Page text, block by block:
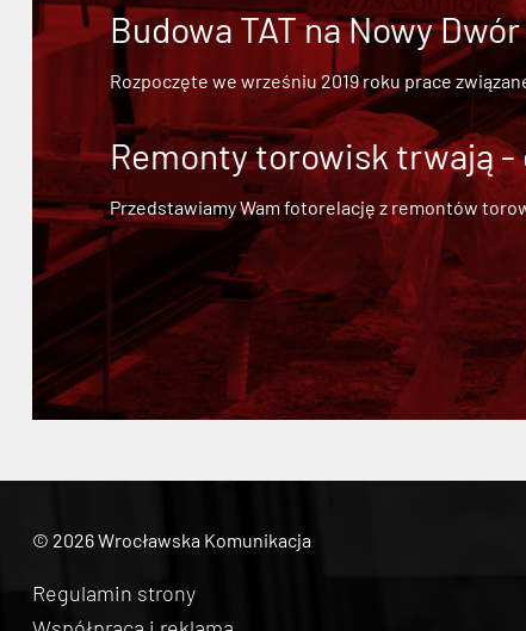
Budowa TAT na Nowy
Rozpoczęte we wrześniu 2019 roku prace
Remonty torowisk trwają -
Przedstawiamy Wam fotorelację z remontów
© 2026 Wrocławska Komunikacja
Regulamin strony